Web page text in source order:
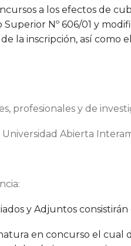
a los efectos de
Nº 606/01 y
la inscripción, así como
profesionales y de
Abierta
y Adjuntos consistirán
en concurso el cual